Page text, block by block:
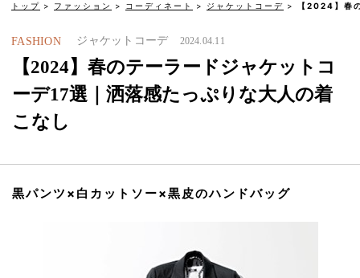
トップ ファッション コーディネート ジャケットコーデ 【2024】春
FASHION ジャケットコーデ 2024.04.11
【2024】春のテーラードジャケットコ
ーデ17選｜洒落感たっぷりな大人の着
こなし
黒パンツ×白カットソー×黒皮のハンドバッグ